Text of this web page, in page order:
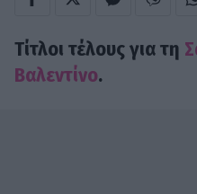
Τίτλοι τέλους για τη
Βαλεντίνο.